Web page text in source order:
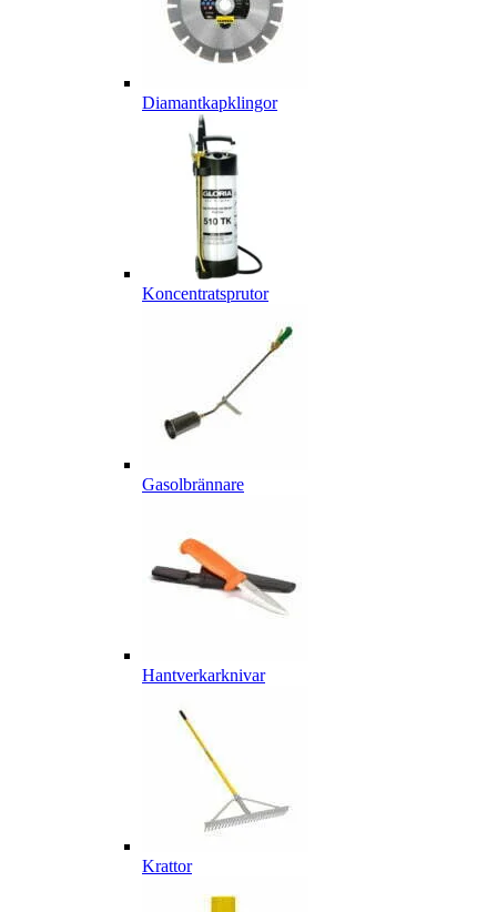
Diamantkapklingor
Koncentratsprutor
Gasolbrännare
Hantverkarknivar
Krattor